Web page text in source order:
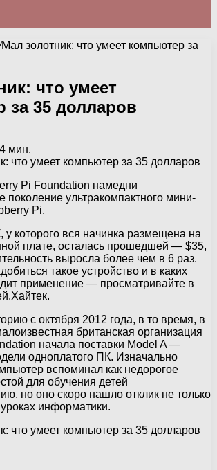
Мал золотник: что умеет компьютер за
что умеет
за 35 долларов
мин.
Pi Foundation намедни
поколение ультракомпактного мини-
Pi.
у которого вся начинка размещена на
плате, осталась прошедшей — $35,
выросла более чем в 6 раз.
такое устройство и в каких
применение — просматривайте в
с октября 2012 года, в то время, в
британская организация
начала поставки Model A —
одноплатого ПК. Изначально
вспоминал как недорогое
для обучения детей
но оно скоро нашло отклик не только
информатики.